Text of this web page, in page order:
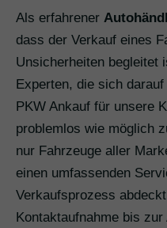
Als erfahrener
dass der Verkauf eines
Unsicherheiten begleitet
Experten, die sich
PKW Ankauf für unsere
problemlos wie möglich
nur Fahrzeuge aller
einen umfassenden
Verkaufsprozess
Kontaktaufnahme bis